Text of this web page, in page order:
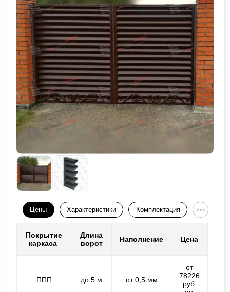
Цены Характеристики Комплектация
Покрытие
каркаса
Длина
ворот
Наполнение Цена
ППП до 5 м от 0,5 мм
от
78226
руб.